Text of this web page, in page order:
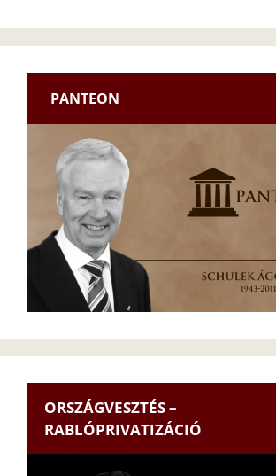
PANTEON
ORSZÁGVESZTÉS –
RABLÓPRIVATIZÁCIÓ